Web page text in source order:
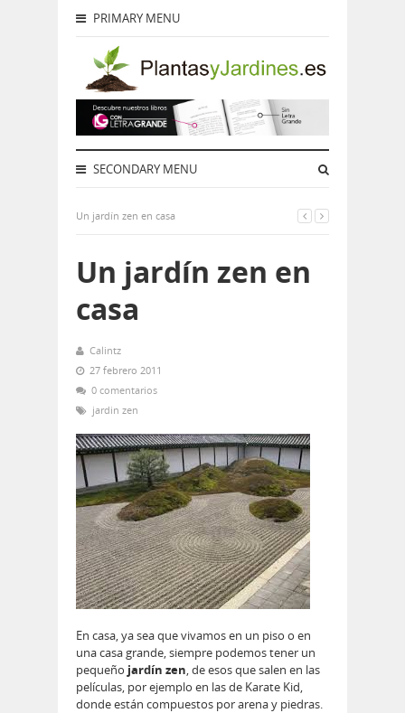
PRIMARY MENU
SECONDARY MENU
Un jardín zen en casa
Un jardín zen en
casa
Calintz
27 febrero 2011
0 comentarios
jardin zen
En casa, ya sea que vivamos en un piso o en
una casa grande, siempre podemos tener un
pequeño jardín zen, de esos que salen en las
películas, por ejemplo en las de Karate Kid,
donde están compuestos por arena y piedras.